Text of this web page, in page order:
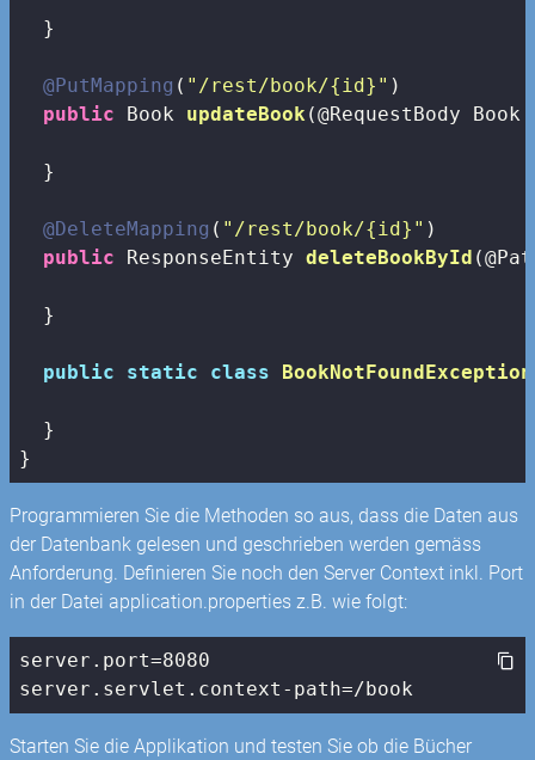
  }
@PutMapping ( "/rest/book/{id}" )
public Book updateBook (@RequestBody
  }
@DeleteMapping ( "/rest/book/{id}" )
public ResponseEntity deleteBookById
  }
public static class BookNotFoundException
  }
}
Programmieren Sie die Methoden so aus, dass die Daten aus
der Datenbank gelesen und geschrieben werden gemäss
Anforderung. Definieren Sie noch den Server Context inkl. Port
in der Datei application.properties z.B. wie folgt:
server.port=8080
server.servlet.context-path=/book
Starten Sie die Applikation und testen Sie ob die Bücher